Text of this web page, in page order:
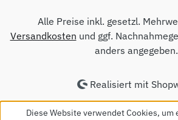
Alle Preise inkl. gesetzl.
Versandkosten und ggf.
anders angegeben.
Realisiert mit
Diese Website verwendet Cookies, um